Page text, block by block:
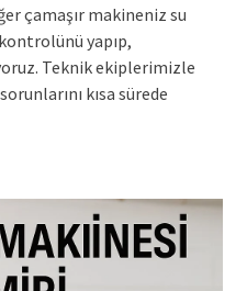
çamaşır makineniz su
yapıp,
Teknik ekiplerimizle
kısa sürede